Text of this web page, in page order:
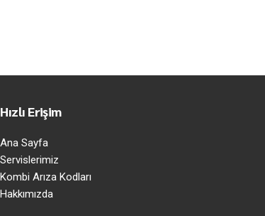
Hızlı Erişim
Ana Sayfa
Servislerimiz
Kombi Arıza Kodları
Hakkımızda